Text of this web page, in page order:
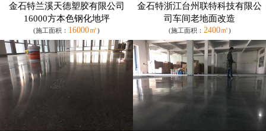
金石特兰溪天德塑胶有限公司
16000方本色钢化地坪
(施工面积： 16000㎡)
金石特浙江台州联特科技有限公
司车间老地面改造
(施工面积： 2400㎡)